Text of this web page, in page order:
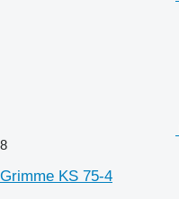
8
Grimme KS 75-4